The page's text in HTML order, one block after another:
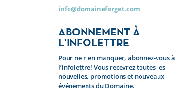
info@domaineforget.com
ABONNEMENT À
L'INFOLETTRE
Pour ne rien manquer, abonnez-vous à
l’infolettre! Vous recevrez toutes les
nouvelles, promotions et nouveaux
événements du Domaine.